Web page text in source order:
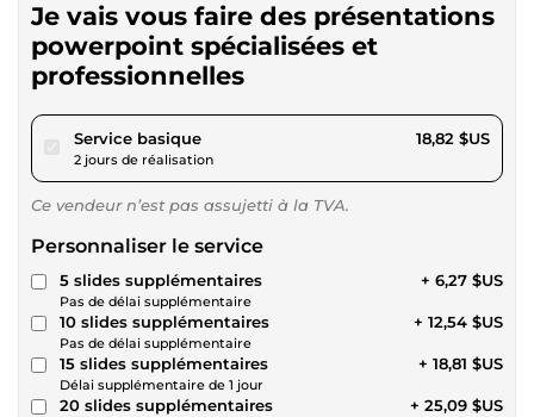
Je vais vous faire des présentations
powerpoint spécialisées et
professionnelles
Service basiquepour 17,34 $US
2 jours de réalisation
18,82 $US
Ce vendeur n’est pas assujetti à la TVA.
Personnaliser le service
5 slides supplémentaires
Pas de délai supplémentaire
+ 6,27 $US
10 slides supplémentaires
Pas de délai supplémentaire
+ 12,54 $US
15 slides supplémentaires
Délai supplémentaire de 1 jour
+ 18,81 $US
20 slides supplémentaires + 25,09 $US